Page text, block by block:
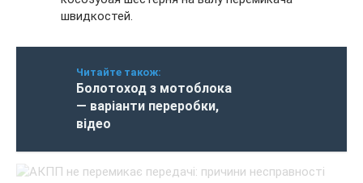
швидкостей.
Читайте також:
Болотоход з мотоблока
— варіанти переробки,
відео